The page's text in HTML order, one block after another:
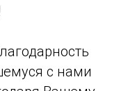
с нами